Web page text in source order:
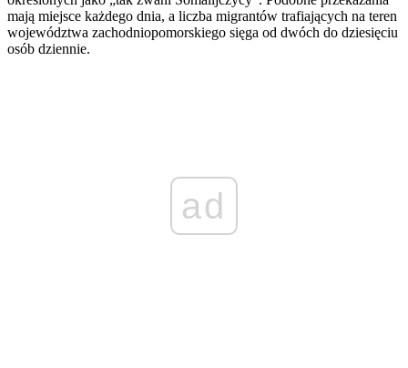
mają miejsce każdego dnia, a liczba migrantów trafiających na teren
województwa zachodniopomorskiego sięga od dwóch do dziesięciu
osób dziennie.
ad